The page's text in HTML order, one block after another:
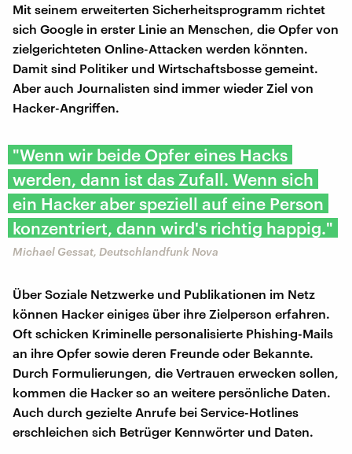
Mit seinem erweiterten Sicherheitsprogramm richtet
sich Google in erster Linie an Menschen, die Opfer von
zielgerichteten Online-Attacken werden könnten.
Damit sind Politiker und Wirtschaftsbosse gemeint.
Aber auch Journalisten sind immer wieder Ziel von
Hacker-Angriffen.
"Wenn wir beide Opfer eines Hacks
werden, dann ist das Zufall. Wenn sich
ein Hacker aber speziell auf eine Person
konzentriert, dann wird's richtig happig."
Michael Gessat, Deutschlandfunk Nova
Über Soziale Netzwerke und Publikationen im Netz
können Hacker einiges über ihre Zielperson erfahren.
Oft schicken Kriminelle personalisierte Phishing-Mails
an ihre Opfer sowie deren Freunde oder Bekannte.
Durch Formulierungen, die Vertrauen erwecken sollen,
kommen die Hacker so an weitere persönliche Daten.
Auch durch gezielte Anrufe bei Service-Hotlines
erschleichen sich Betrüger Kennwörter und Daten.